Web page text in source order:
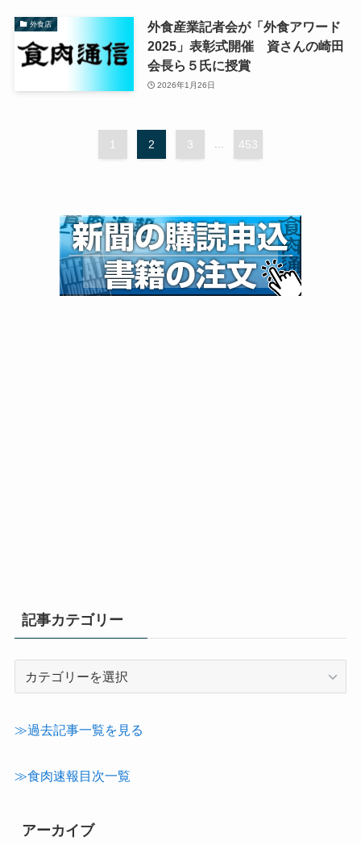
外食店
外食産業記者会が「外食アワード
2025」表彰式開催 資さんの崎田
会長ら５氏に授賞
2026年1月26日
1 2 3 453
記事カテゴリー
テ
≫過去記事一覧を見る
≫食肉速報目次一覧
アーカイブ